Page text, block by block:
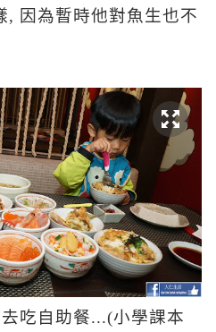
, 因為暫時他對魚生也不
吃自助餐...(小學課本